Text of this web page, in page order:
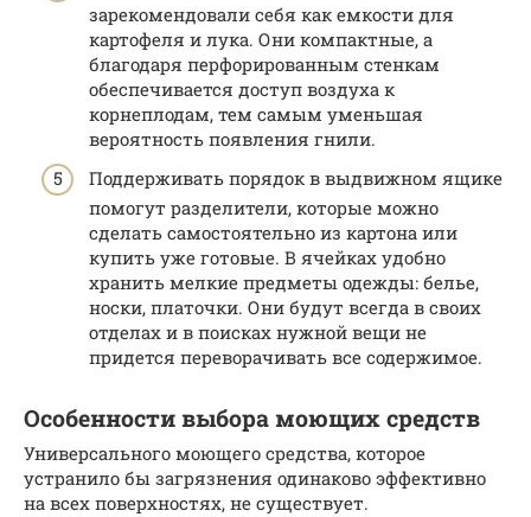
зарекомендовали себя как емкости для
картофеля и лука. Они компактные, а
благодаря перфорированным стенкам
обеспечивается доступ воздуха к
корнеплодам, тем самым уменьшая
вероятность появления гнили.
Поддерживать порядок в выдвижном ящике
помогут разделители, которые можно
сделать самостоятельно из картона или
купить уже готовые. В ячейках удобно
хранить мелкие предметы одежды: белье,
носки, платочки. Они будут всегда в своих
отделах и в поисках нужной вещи не
придется переворачивать все содержимое.
Особенности выбора моющих средств
Универсального моющего средства, которое
устранило бы загрязнения одинаково эффективно
на всех поверхностях, не существует.